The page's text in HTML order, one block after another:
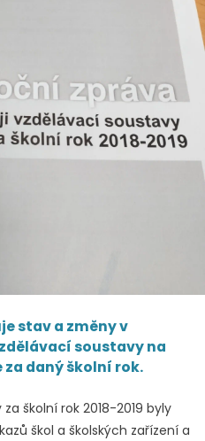
stav a změny v
soustavy na
daný školní rok.
školní rok 2018-2019 byly
škol a školských zařízení a